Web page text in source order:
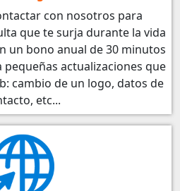
con nosotros para
que te surja durante la vida
un bono anual de 30 minutos
actualizaciones que
cambio de un logo, datos de
etc...